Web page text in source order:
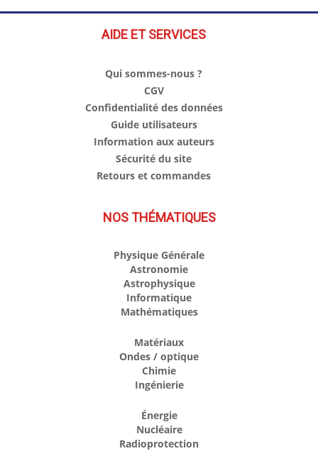
AIDE ET SERVICES
Qui sommes-nous ?
CGV
Confidentialité des données
Guide utilisateurs
Information aux auteurs
Sécurité du site
Retours et commandes
NOS THÉMATIQUES
Physique Générale
Astronomie
Astrophysique
Informatique
Mathématiques
Matériaux
Ondes / optique
Chimie
Ingénierie
Énergie
Nucléaire
Radioprotection